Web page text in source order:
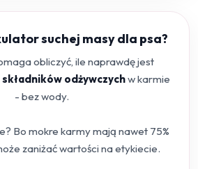
suchej masy dla psa?
obliczyć, ile naprawdę jest
składników odżywczychw karmie
- bez wody.
Bo mokre karmy mają nawet 75%
zaniżać wartości na etykiecie.